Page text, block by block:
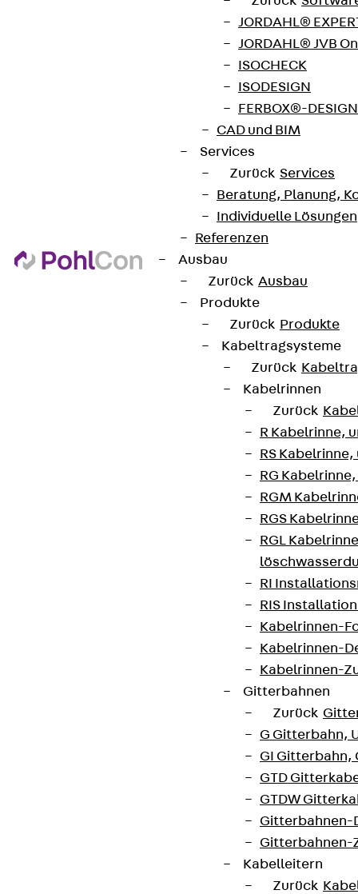
JORDAHL®
JORDAHL® JVB
ISOCHECK
ISODESIGN
FERBOX®-
CAD und BIM
Services
Zurück Services
Beratung, Planung,
Individuelle Lösungen
Referenzen
Ausbau
Zurück Ausbau
Produkte
Zurück Produkte
Kabeltragsysteme
Zurück
Kabelrinnen
Zurück
R Kabelrinne,
RS
RG
RGM
RGS
RGL
RI
RIS
Kabelrinnen-
Kabelrinnen-
Kabelrinnen-
Gitterbahnen
Zurück
G Gitterbahn,
GI Gitterbahn,
GTD
GTDW
Gitterbahnen-
Gitterbahnen-
Kabelleitern
Zurück